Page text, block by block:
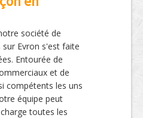
société de
Evron s'est faite
Entourée de
et de
compétents les uns
équipe peut
toutes les